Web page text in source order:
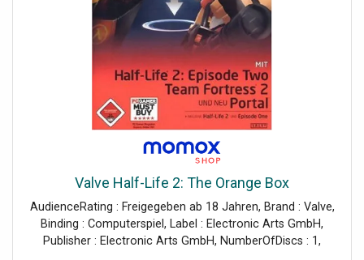
Valve Half-Life 2: The Orange Box
AudienceRating : Freigegeben ab 18 Jahren, Brand : Valve,
Binding : Computerspiel, Label : Electronic Arts GmbH,
Publisher : Electronic Arts GmbH, NumberOfDiscs : 1,